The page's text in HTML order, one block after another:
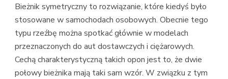
Bieżnik symetryczny to rozwiązanie, które kiedyś było
stosowane w samochodach osobowych. Obecnie tego
typu rzeźbę można spotkać głównie w modelach
przeznaczonych do aut dostawczych i ciężarowych.
Cechą charakterystyczną takich opon jest to, że dwie
połowy bieżnika mają taki sam wzór. W związku z tym